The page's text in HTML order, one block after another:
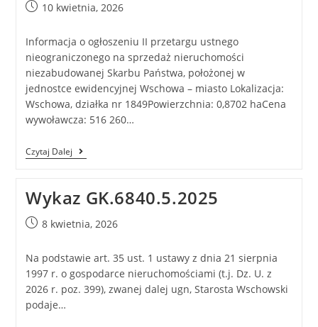
10 kwietnia, 2026
Informacja o ogłoszeniu II przetargu ustnego
nieograniczonego na sprzedaż nieruchomości
niezabudowanej Skarbu Państwa, położonej w
jednostce ewidencyjnej Wschowa – miasto Lokalizacja:
Wschowa, działka nr 1849Powierzchnia: 0,8702 haCena
wywoławcza: 516 260…
Czytaj Dalej
Wykaz GK.6840.5.2025
8 kwietnia, 2026
Na podstawie art. 35 ust. 1 ustawy z dnia 21 sierpnia
1997 r. o gospodarce nieruchomościami (t.j. Dz. U. z
2026 r. poz. 399), zwanej dalej ugn, Starosta Wschowski
podaje…